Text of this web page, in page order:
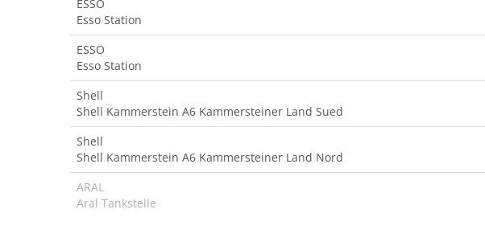
ESSO
Esso Station
ESSO
Esso Station
Shell
Shell Kammerstein A6 Kammersteiner Land Sued
Shell
Shell Kammerstein A6 Kammersteiner Land Nord
ARAL
Aral Tankstelle